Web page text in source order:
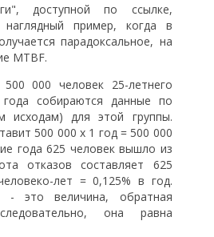
доступной по ссылке,
пример, когда в
парадоксальное, на
MTBF.
000 человек 25-летнего
собираются данные по
исходам) для этой группы.
500 000 х 1 год = 500 000
года 625 человек вышло из
отказов составляет 625
лет = 0,125% в год.
- это величина, обратная
она равна